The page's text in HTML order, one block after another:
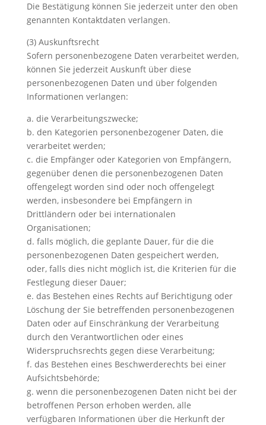
Die Bestätigung können Sie jederzeit unter den oben
genannten Kontaktdaten verlangen.
(3) Auskunftsrecht
Sofern personenbezogene Daten verarbeitet werden,
können Sie jederzeit Auskunft über diese
personenbezogenen Daten und über folgenden
Informationen verlangen:
a. die Verarbeitungszwecke;
b. den Kategorien personenbezogener Daten, die
verarbeitet werden;
c. die Empfänger oder Kategorien von Empfängern,
gegenüber denen die personenbezogenen Daten
offengelegt worden sind oder noch offengelegt
werden, insbesondere bei Empfängern in
Drittländern oder bei internationalen
Organisationen;
d. falls möglich, die geplante Dauer, für die die
personenbezogenen Daten gespeichert werden,
oder, falls dies nicht möglich ist, die Kriterien für die
Festlegung dieser Dauer;
e. das Bestehen eines Rechts auf Berichtigung oder
Löschung der Sie betreffenden personenbezogenen
Daten oder auf Einschränkung der Verarbeitung
durch den Verantwortlichen oder eines
Widerspruchsrechts gegen diese Verarbeitung;
f. das Bestehen eines Beschwerderechts bei einer
Aufsichtsbehörde;
g. wenn die personenbezogenen Daten nicht bei der
betroffenen Person erhoben werden, alle
verfügbaren Informationen über die Herkunft der